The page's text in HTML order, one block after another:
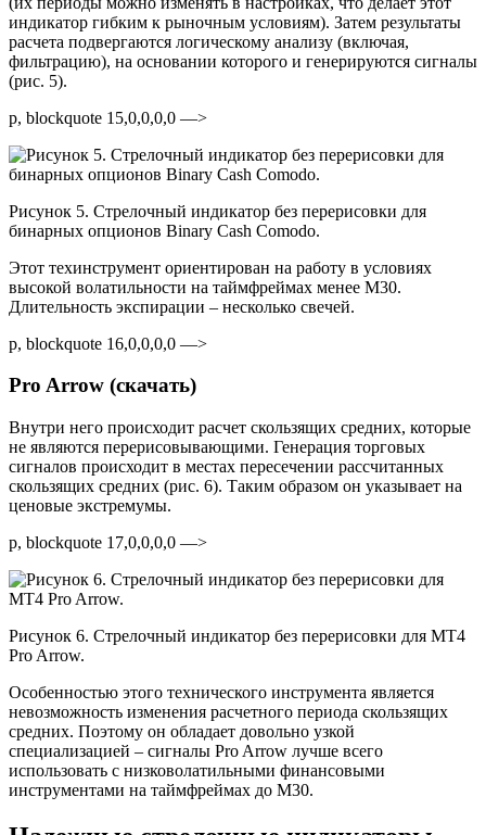
индикатор гибким к рыночным условиям). Затем результаты
расчета подвергаются логическому анализу (включая,
фильтрацию), на основании которого и генерируются сигналы
(рис. 5).
p, blockquote 15,0,0,0,0 —>
Рисунок 5. Стрелочный индикатор без перерисовки для
бинарных опционов Binary Cash Comodo.
Этот техинструмент ориентирован на работу в условиях
высокой волатильности на таймфреймах менее M30.
Длительность экспирации – несколько свечей.
p, blockquote 16,0,0,0,0 —>
Pro Arrow (скачать)
Внутри него происходит расчет скользящих средних, которые
не являются перерисовывающими. Генерация торговых
сигналов происходит в местах пересечении рассчитанных
скользящих средних (рис. 6). Таким образом он указывает на
ценовые экстремумы.
p, blockquote 17,0,0,0,0 —>
Рисунок 6. Стрелочный индикатор без перерисовки для MT4
Pro Arrow.
Особенностью этого технического инструмента является
невозможность изменения расчетного периода скользящих
средних. Поэтому он обладает довольно узкой
специализацией – сигналы Pro Arrow лучше всего
использовать с низковолатильными финансовыми
инструментами на таймфреймах до M30.